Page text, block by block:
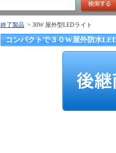
終了製品 > 30W 屋外型LEDライト
コンパクトで３０W屋外防水